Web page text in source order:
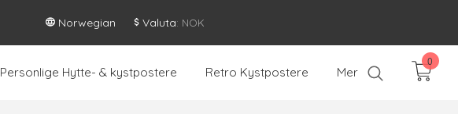
Norwegian Valuta: NOK
Personlige Hytte- & kystpostere Retro Kystpostere Mer
0